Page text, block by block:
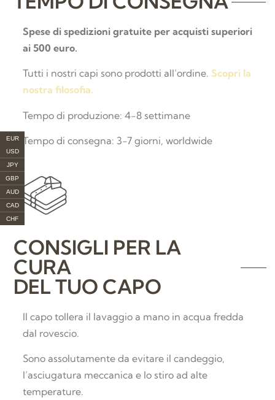
Spese di spedizioni gratuite per acquisti superiori
ai 500 euro.
Tutti i nostri capi sono prodotti all’ordine. Scopri la
nostra filosofia.
Tempo di produzione: 4-8 settimane
Tempo di consegna: 3-7 giorni, worldwide
CONSIGLI PER LA
CURA
DEL TUO CAPO
Il capo tollera il lavaggio a mano in acqua fredda
dal rovescio.
Sono assolutamente da evitare il candeggio,
l’asciugatura meccanica e lo stiro ad alte
temperature.
EUR
USD
JPY
GBP
AUD
CAD
CHF